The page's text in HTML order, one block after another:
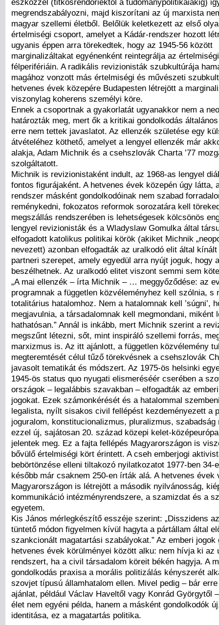
megrendszabályozni, majd kiszorítani az új marxista
magyar szellemi életből. Belőlük keletkezett az első
értelmiségi csoport, amelyet a Kádár-rendszer hozott
ugyanis éppen arra törekedtek, hogy az 1945-56 között
marginalizáltakat egyénenként reintegrálja az
félperifériáin. A radikális revizionisták szubkultúrája
magához vonzott más értelmiségi és művészeti
hetvenes évek közepére Budapesten létrejött a
viszonylag koherens személyi köre.
Ennek a csoportnak a gyakorlatát ugyanakkor nem a
határozták meg, mert ők a kritikai gondolkodás
erre nem tettek javaslatot. Az ellenzék születése egy
átvételéhez köthető, amelyet a lengyel ellenzék már
alakja, Adam Michnik és a csehszlovák Charta ’77
szolgáltatott.
Michnik is revizionistaként indult, az 1968-as lengyel
fontos figurájaként. A hetvenes évek közepén úgy látta,
rendszer másként gondolkodóinak nem szabad
reménykedni, fokozatos reformok sorozatára kell
megszállás rendszerében is lehetségesek kölcsönös
lengyel revizionisták és a Wladyslaw Gomulka által
elfogadott katolikus politikai körök (akiket Michnik
nevezett) azonban elfogadták az uralkodó elit által
partneri szerepet, amely egyedül arra nyújt joguk, hogy
beszélhetnek. Az uralkodó elitet viszont semmi sem
„A mai ellenzék – írta Michnik – … meggyőződése: az
programnak a független közvéleményhez kell szólnia, s
totalitárius hatalomhoz. Nem a hatalomnak kell ’súgni’,
megjavulnia, a társadalomnak kell megmondani, miként
hathatósan.” Annál is inkább, mert Michnik szerint a
megszűnt létezni, sőt, mint inspiráló szellemi forrás,
marxizmus is. Az itt ajánlott, a független közvélemény
megteremtését célul tűző törekvésnek a csehszlovák
javasolt tematikát és módszert. Az 1975-ös helsinki
1945-ös status quo nyugati elismeréséér cserében a
országok – legalábbis szavakban – elfogadták az
jogokat. Ezek számonkérését és a hatalommal
legalista, nyílt sisakos civil fellépést kezdeményezett a
joguralom, konstitucionalizmus, pluralizmus, szabadság
ezzel új, sajátosan 20. század közepi kelet-
jelentek meg. Ez a fajta fellépés Magyarországon is
bővülő értelmiségi kört érintett. A cseh emberjogi
bebörtönzése elleni tiltakozó nyilatkozatot 1977-ben 34-
később már csaknem 250-en írták alá. A hetvenes évek
Magyarországon is létrejött a második nyilvánosság,
kommunikáció intézményrendszere, a szamizdat és a
egyetem.
Kis János mérlegkészítő esszéje szerint: „Disszidens
tüntető módon figyelmen kívül hagyta a pártállam által
szankcionált magatartási szabályokat.” Az emberi jogok
hetvenes évek körülményei között alku: nem hívja ki az
rendszert, ha a civil társadalom köreit békén hagyja. A
gondolkodás praxisa a morális politizálás kényszerét
szovjet típusú államhatalom ellen. Mivel pedig – bár
ajánlat, például Václav Haveltől vagy Konrád Györgytől
élet nem egyéni példa, hanem a másként gondolkodók
identitása, ez a magatartás politika.